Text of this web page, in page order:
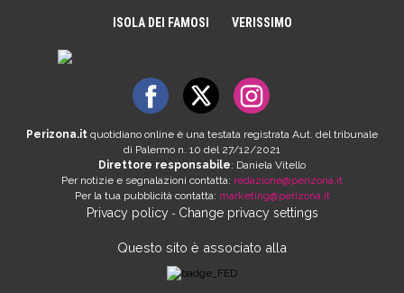
ISOLA DEI FAMOSI VERISSIMO
Perizona.it quotidiano online è una testata registrata Aut. del tribunale
di Palermo n. 10 del 27/12/2021
Direttore responsabile: Daniela Vitello
Per notizie e segnalazioni contatta: redazione@perizona.it
Per la tua pubblicità contatta: marketing@perizona.it
Privacy policy- Change privacy settings
Questo sito è associato alla